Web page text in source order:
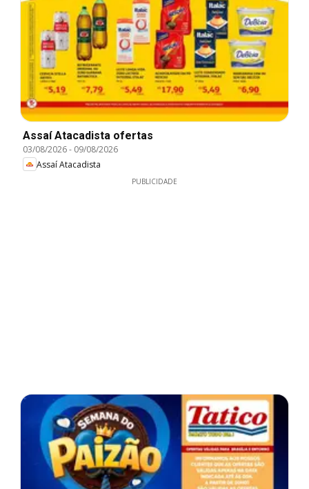
Assaí Atacadista ofertas
03/08/2026- 09/08/2026
Assaí Atacadista
PUBLICIDADE